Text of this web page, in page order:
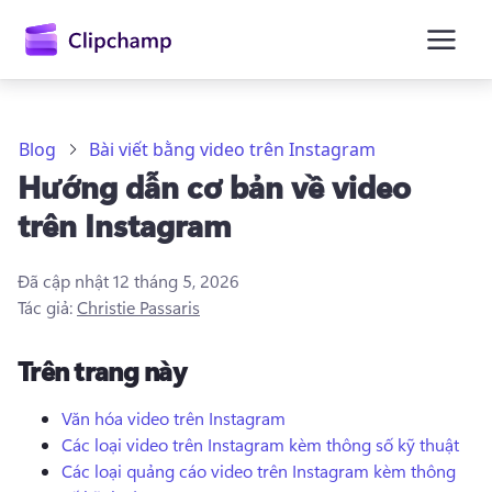
dung
chính
Đăng nhập
Blog Bài viết bằng video trên Instagram
Hướng dẫn cơ bản về video
trên Instagram
Đã cập nhật12 tháng 5, 2026
Tác giả:Christie Passaris
Trên trang này
Văn hóa video trên Instagram
Các loại video trên Instagram kèm thông số kỹ thuật
Các loại quảng cáo video trên Instagram kèm thông